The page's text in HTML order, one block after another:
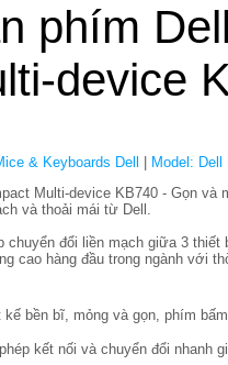
phím
device
& Keyboards Dell
Model: Dell
Multi-device KB740 - Gọn và
và thoải mái từ Dell.
chuyển đổi liền mạch giữa 3
cao hàng đầu trong ngành với
kế bền bĩ, mỏng và gọn, phím
kết nối và chuyển đổi nhanh